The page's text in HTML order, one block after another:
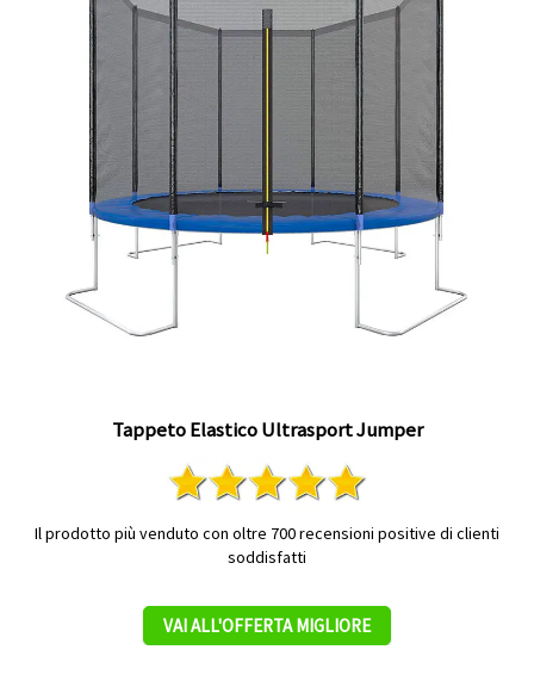
Tappeto Elastico Ultrasport Jumper
Il prodotto più venduto con oltre 700 recensioni positive di clienti
soddisfatti
VAI ALL'OFFERTA MIGLIORE